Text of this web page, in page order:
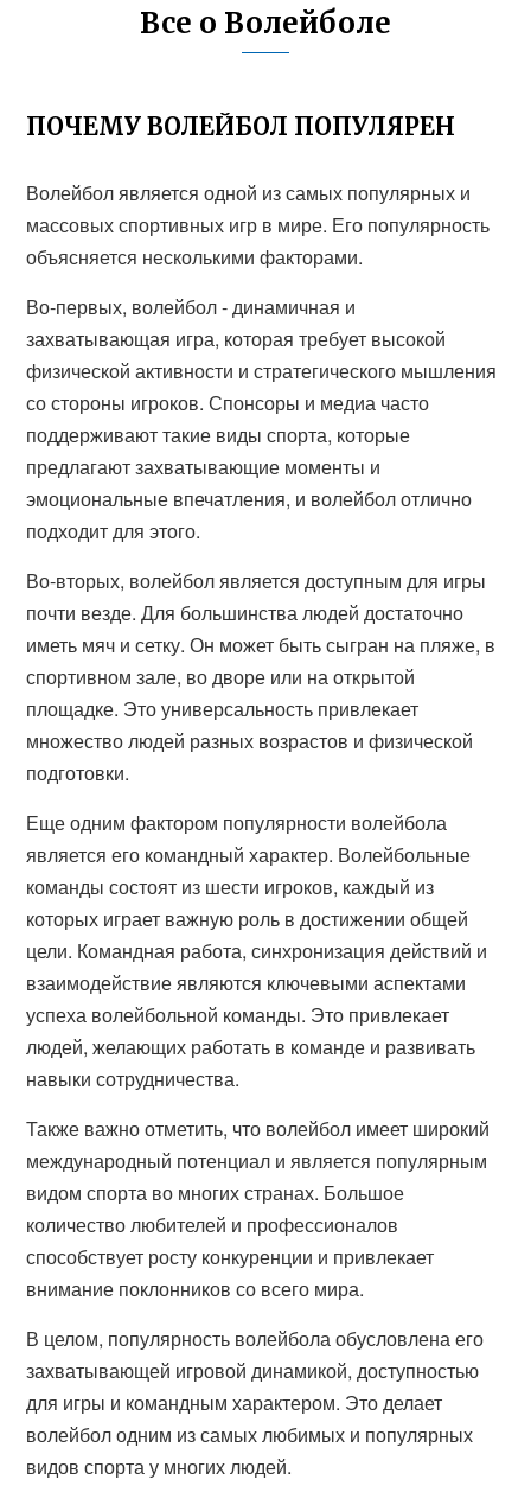
Все о Волейболе
ПОЧЕМУ ВОЛЕЙБОЛ ПОПУЛЯРЕН
Волейбол является одной из самых популярных и
массовых спортивных игр в мире. Его популярность
объясняется несколькими факторами.
Во-первых, волейбол - динамичная и
захватывающая игра, которая требует высокой
физической активности и стратегического мышления
со стороны игроков. Спонсоры и медиа часто
поддерживают такие виды спорта, которые
предлагают захватывающие моменты и
эмоциональные впечатления, и волейбол отлично
подходит для этого.
Во-вторых, волейбол является доступным для игры
почти везде. Для большинства людей достаточно
иметь мяч и сетку. Он может быть сыгран на пляже, в
спортивном зале, во дворе или на открытой
площадке. Это универсальность привлекает
множество людей разных возрастов и физической
подготовки.
Еще одним фактором популярности волейбола
является его командный характер. Волейбольные
команды состоят из шести игроков, каждый из
которых играет важную роль в достижении общей
цели. Командная работа, синхронизация действий и
взаимодействие являются ключевыми аспектами
успеха волейбольной команды. Это привлекает
людей, желающих работать в команде и развивать
навыки сотрудничества.
Также важно отметить, что волейбол имеет широкий
международный потенциал и является популярным
видом спорта во многих странах. Большое
количество любителей и профессионалов
способствует росту конкуренции и привлекает
внимание поклонников со всего мира.
В целом, популярность волейбола обусловлена его
захватывающей игровой динамикой, доступностью
для игры и командным характером. Это делает
волейбол одним из самых любимых и популярных
видов спорта у многих людей.